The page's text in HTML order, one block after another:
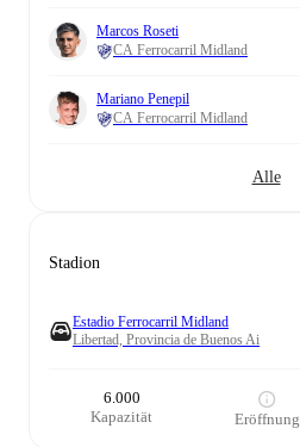
Marcos Roseti
CA Ferrocarril Midland
Mariano Penepil
CA Ferrocarril Midland
Alle
Stadion
Estadio Ferrocarril Midland
Libertad, Provincia de Buenos Ai
6.000
Kapazität
Eröffnung